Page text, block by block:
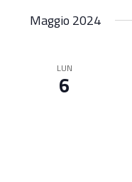
Maggio 2024
LUN
6